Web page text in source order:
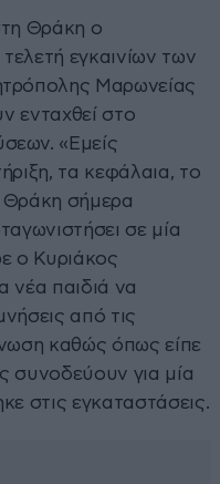
Θράκη ο
εγκαινίων των
Μαρωνείας
ενταχθεί στο
«Εμείς
τα κεφάλαια, το
Θράκη σήμερα
σε μία
ο Κυριάκος
νέα παιδιά να
από τις
καθώς όπως είπε
συνοδεύουν για μία
στις εγκαταστάσεις.